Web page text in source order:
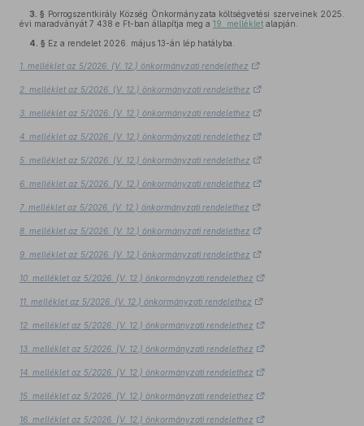
3. § Porrogszentkirály Község Önkormányzata költségvetési szerveinek 2025.
évi maradványát 7 438 e Ft-ban állapítja meg a 19. melléklet alapján.
4. § Ez a rendelet 2026. május 13-án lép hatályba.
1. melléklet az 5/2026. (V. 12.) önkormányzati rendelethez
2. melléklet az 5/2026. (V. 12.) önkormányzati rendelethez
3. melléklet az 5/2026. (V. 12.) önkormányzati rendelethez
4. melléklet az 5/2026. (V. 12.) önkormányzati rendelethez
5. melléklet az 5/2026. (V. 12.) önkormányzati rendelethez
6. melléklet az 5/2026. (V. 12.) önkormányzati rendelethez
7. melléklet az 5/2026. (V. 12.) önkormányzati rendelethez
8. melléklet az 5/2026. (V. 12.) önkormányzati rendelethez
9. melléklet az 5/2026. (V. 12.) önkormányzati rendelethez
10. melléklet az 5/2026. (V. 12.) önkormányzati rendelethez
11. melléklet az 5/2026. (V. 12.) önkormányzati rendelethez
12. melléklet az 5/2026. (V. 12.) önkormányzati rendelethez
13. melléklet az 5/2026. (V. 12.) önkormányzati rendelethez
14. melléklet az 5/2026. (V. 12.) önkormányzati rendelethez
15. melléklet az 5/2026. (V. 12.) önkormányzati rendelethez
16. melléklet az 5/2026. (V. 12.) önkormányzati rendelethez